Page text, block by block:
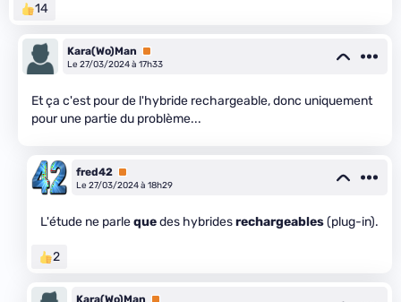
14
Kara(Wo)Man
Premium
Le 27/03/2024 à 17h33
Et ça c'est pour de l'hybride rechargeable, donc uniquement
pour une partie du problème...
fred42 Premium
Le 27/03/2024 à 18h29
L'étude ne parlequedes hybridesrechargeables(plug-in).
2
Kara(Wo)Man
Premium